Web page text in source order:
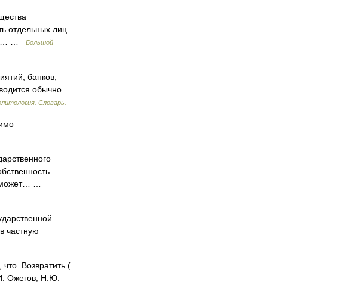
отдельных лиц
…
Большой
банков,
обычно
Словарь.
может… …
частную
Возвратить (
Ожегов, Н.Ю.